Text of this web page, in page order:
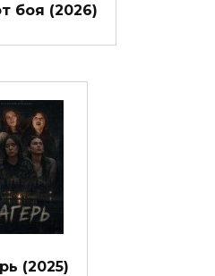
боя (2026)
(2025)